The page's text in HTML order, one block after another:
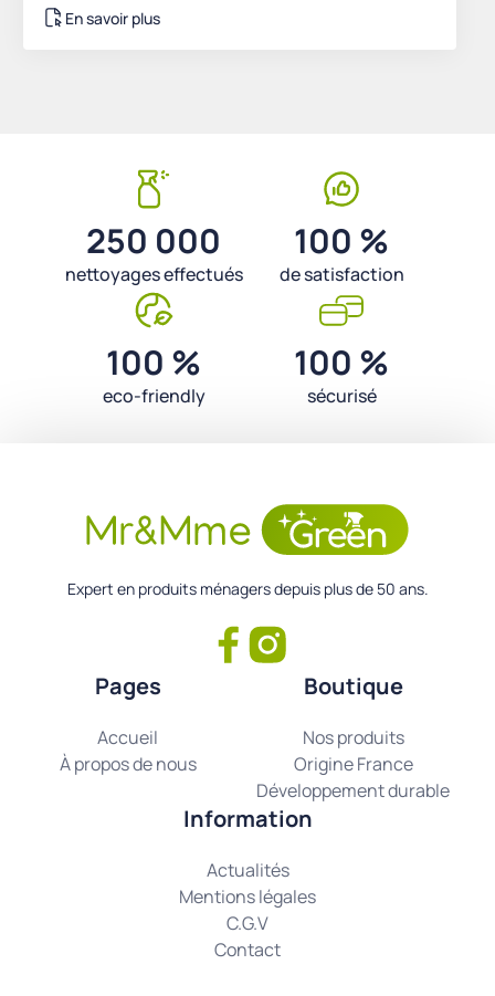
En savoir plus
250 000
nettoyages effectués
100 %
de satisfaction
100 %
eco-friendly
100 %
sécurisé
Expert en produits ménagers depuis plus de 50 ans.
Pages
Accueil
À propos de nous
Boutique
Nos produits
Origine France
Développement durable
Information
Actualités
Mentions légales
C.G.V
Contact